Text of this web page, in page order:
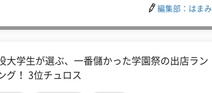
編集部：はまみ
大学生が選ぶ、一番儲かった学園祭の出店ラン
グ！ 3位チュロス